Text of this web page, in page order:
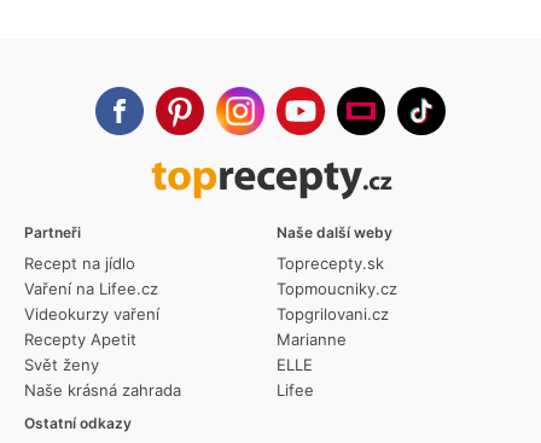
Partneři
Recept na jídlo
Vaření na Lifee.cz
Videokurzy vaření
Recepty Apetit
Svět ženy
Naše krásná zahrada
Ostatní odkazy
Naše další weby
Toprecepty.sk
Topmoucniky.cz
Topgrilovani.cz
Marianne
ELLE
Lifee